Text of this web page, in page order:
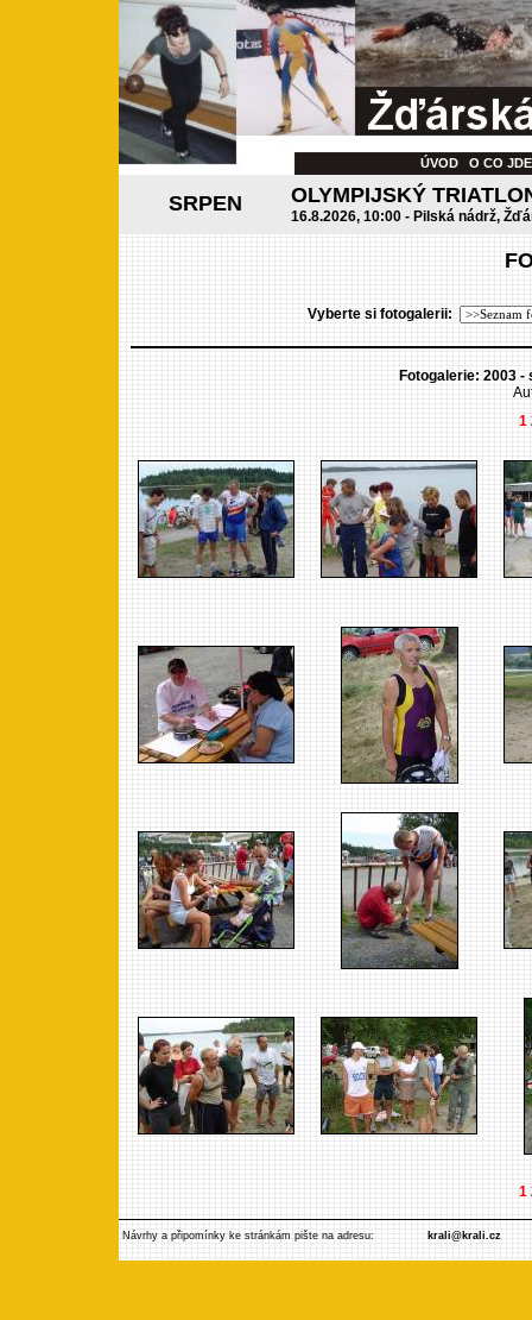
ÚVOD O CO
SRPEN OLYMPIJSKÝ
16.8.2026, 10:00 - Pilská nádrž,
Vyberte si fotogalerii:
Fotogalerie: 2003
1
1
Návrhy a připomínky ke stránkám pište na adresu: krali@krali.cz